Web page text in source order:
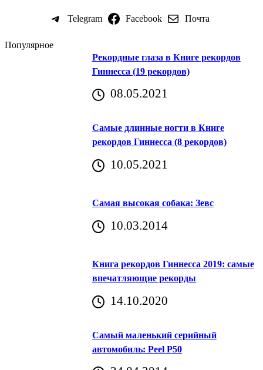
Telegram Facebook Почта
Популярное
Рекордные глаза в Книге рекордов
Гиннесса (19 рекордов)
08.05.2021
Самые длинные ногти в Книге
рекордов Гиннесса (8 рекордов)
10.05.2021
Самая высокая собака: Зевс
10.03.2014
Книга рекордов Гиннесса 2019: самые
впечатляющие рекорды
14.10.2020
Самый маленький серийный
автомобиль: Peel P50